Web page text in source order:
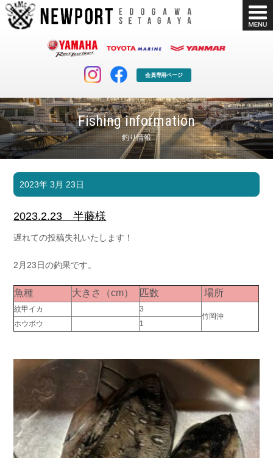
会員専用ページ
Fishing information
釣り情報
マリンクラブ
マリンライフを堪能したい！
ボート販売
ボート免許
長年の実績と信頼！
Shop Info.
お問い合わせ
Contact us
会社概要
Company
2023年 3月 23日
2023.2.23 半藤様
遅れての投稿失礼いたします！
2月23日の釣果です。
魚種 大きさ（cm） 匹数 場所
紋甲イカ
3
竹岡沖
ホウボウ
1